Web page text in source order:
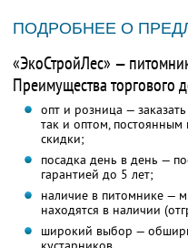
ПОДРОБНЕЕ О
«ЭкоСтройЛес» —
Преимущества торгового
опт и розница —
так и оптом, постоянным
скидки;
посадка день в день —
гарантией до 5 лет;
наличие в питомнике —
находятся в наличии
широкий выбор —